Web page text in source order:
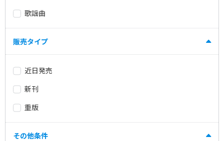
歌謡曲
販売タイプ
近日発売
新刊
重版
その他条件